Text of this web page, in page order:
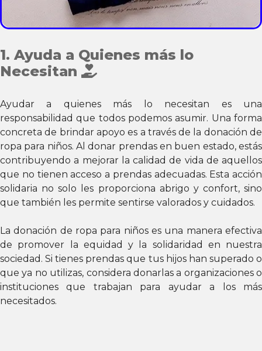
1. Ayuda a Quienes más lo
Necesitan
Ayudar a quienes más lo necesitan es una
responsabilidad que todos podemos asumir. Una forma
concreta de brindar apoyo es a través de la donación de
ropa para niños. Al donar prendas en buen estado, estás
contribuyendo a mejorar la calidad de vida de aquellos
que no tienen acceso a prendas adecuadas. Esta acción
solidaria no solo les proporciona abrigo y confort, sino
que también les permite sentirse valorados y cuidados.
La donación de ropa para niños es una manera efectiva
de promover la equidad y la solidaridad en nuestra
sociedad. Si tienes prendas que tus hijos han superado o
que ya no utilizas, considera donarlas a organizaciones o
instituciones que trabajan para ayudar a los más
necesitados.